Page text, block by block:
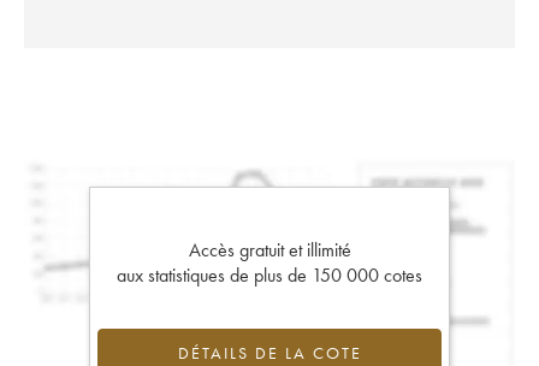
Accès gratuit et illimité
aux statistiques de plus de 150 000 cotes
DÉTAILS DE LA COTE